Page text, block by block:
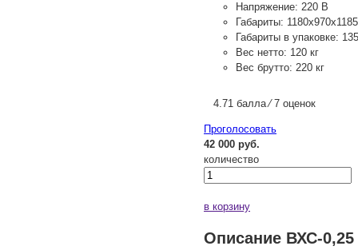
Напряжение: 220 В
Габариты:
Габариты в упаковке:
Вес нетто: 120 кг
Вес брутто: 220 кг
4.71 балла ⁄ 7 оценок
Проголосовать
42 000 руб.
количество
в корзину
Описание ВХС-